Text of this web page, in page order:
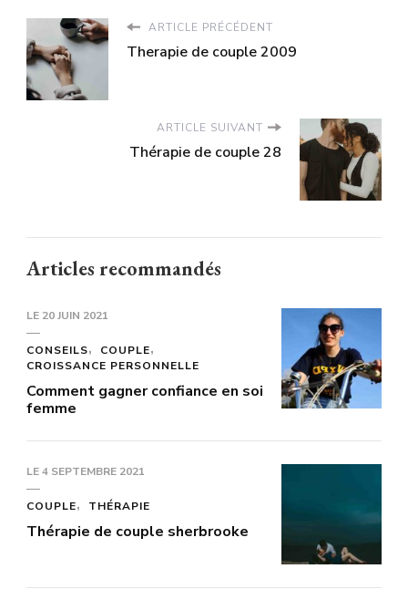
ARTICLE PRÉCÉDENT
Therapie de couple 2009
ARTICLE SUIVANT
Thérapie de couple 28
Articles recommandés
LE 20 JUIN 2021
CONSEILS
COUPLE
CROISSANCE PERSONNELLE
Comment gagner confiance en soi
femme
LE4 SEPTEMBRE 2021
COUPLE THÉRAPIE
Thérapie de couple sherbrooke